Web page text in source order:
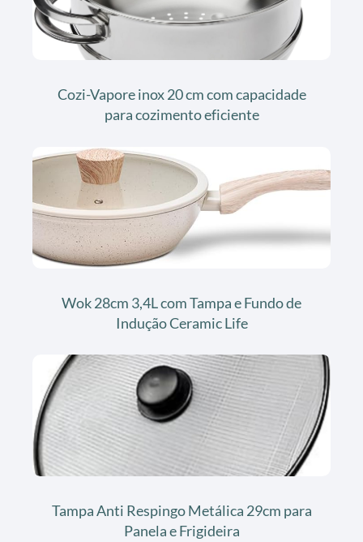
Cozi-Vapore inox 20 cm com capacidade
para cozimento eficiente
Wok 28cm 3,4L com Tampa e Fundo de
Indução Ceramic Life
Tampa Anti Respingo Metálica 29cm para
Panela e Frigideira